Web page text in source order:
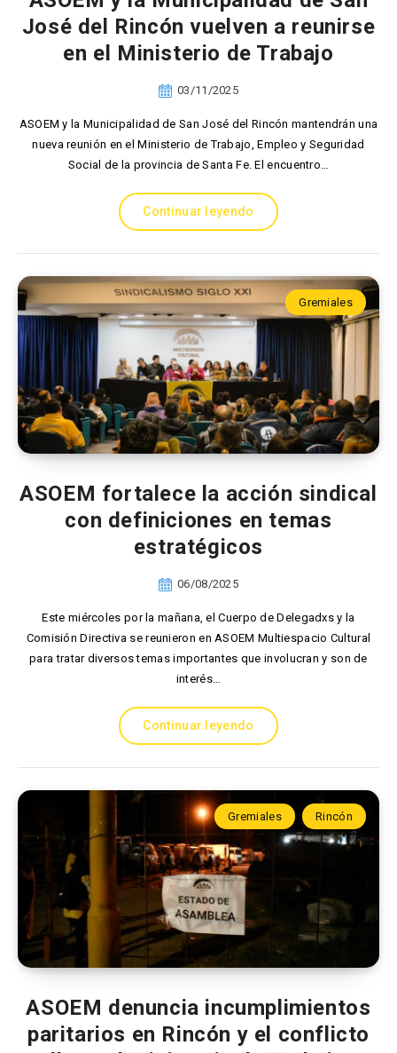
José del Rincón vuelven a reunirse
en el Ministerio de Trabajo
03/11/2025
ASOEM y la Municipalidad de San José del Rincón mantendrán una
nueva reunión en el Ministerio de Trabajo, Empleo y Seguridad
Social de la provincia de Santa Fe. El encuentro…
Continuar leyendo
Gremiales
ASOEM fortalece la acción sindical
con definiciones en temas
estratégicos
06/08/2025
Este miércoles por la mañana, el Cuerpo de Delegadxs y la
Comisión Directiva se reunieron en ASOEM Multiespacio Cultural
para tratar diversos temas importantes que involucran y son de
interés…
Continuar leyendo
Gremiales Rincón
ASOEM denuncia incumplimientos
paritarios en Rincón y el conflicto